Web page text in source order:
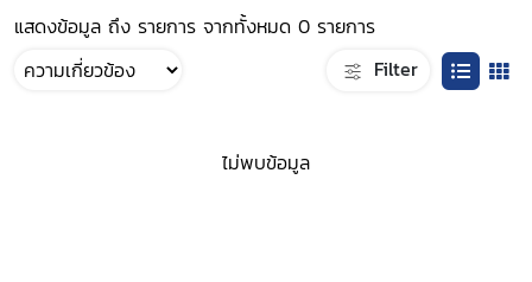
แสดงข้อมูล ถึง รายการ จากทั้งหมด 0 รายการ
Filter
ไม่พบข้อมูล